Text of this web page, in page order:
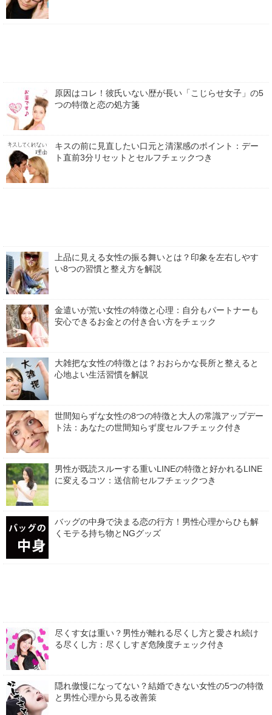
原因はコレ！彼氏いない歴が長い「こじらせ女子」の5
つの特徴と恋の処方箋
キスの前に見直したい口元と清潔感のポイント：デー
ト直前3分リセットとセルフチェックつき
上品に見える女性の振る舞いとは？印象を左右しやす
い8つの習慣と整え方を解説
金遣いが荒い女性の特徴と心理：自分もパートナーも
安心できるお金との付き合い方をチェック
大雑把な女性の特徴とは？おおらかな長所と整えると
心地よい生活習慣を解説
世間知らずな女性の8つの特徴と大人の常識アップデー
ト法：あなたの世間知らず度セルフチェック付き
男性が既読スルーする重いLINEの特徴と好かれるLINE
に変えるコツ：送信前セルフチェックつき
バッグの中身で決まる恋の行方！男性心理からひも解
くモテる持ち物とNGグッズ
尽くす女は重い？男性が離れる尽くし方と愛され続け
る尽くし方：尽くしすぎ危険度チェック付き
隠れ傲慢になってない？結婚できない女性の5つの特徴
と男性心理から見る改善策